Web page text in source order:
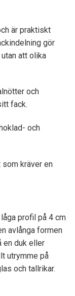
är praktiskt
gör
att olika
och
fack.
och
kräver en
profil på 4 cm
avlånga formen
en duk eller
utrymme på
och tallrikar.